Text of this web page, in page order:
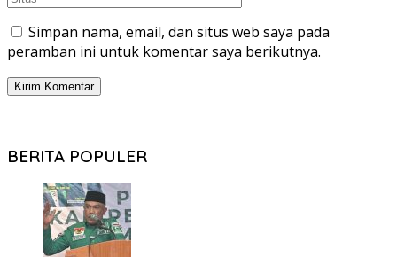
Simpan nama, email, dan situs web saya pada
peramban ini untuk komentar saya berikutnya.
BERITA POPULER